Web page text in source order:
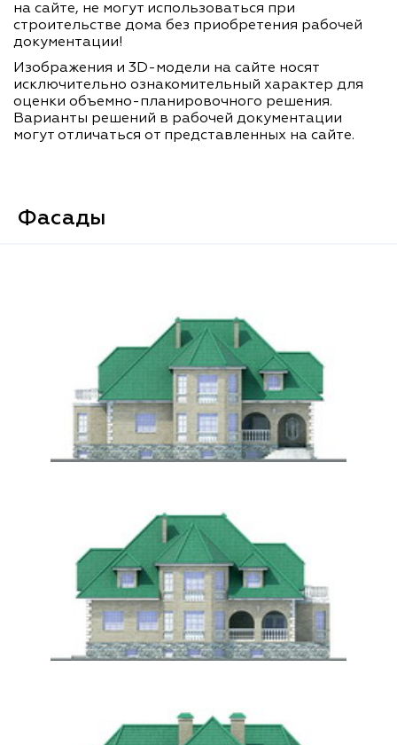
на сайте, не могут использоваться при
строительстве дома без приобретения рабочей
документации!
Изображения и 3D-модели на сайте носят
исключительно ознакомительный характер для
оценки объемно-планировочного решения.
Варианты решений в рабочей документации
могут отличаться от представленных на сайте.
Фасады